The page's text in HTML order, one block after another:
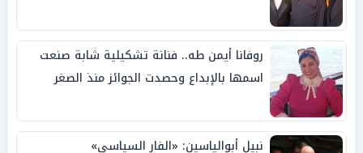
روفانا أيمن طه.. فنانة تشكيلية شابة صنعت
اسمها بالإبداع وحصدت الجوائز منذ الصغر
نبيل أبوالياسين: «الفار السياسي»